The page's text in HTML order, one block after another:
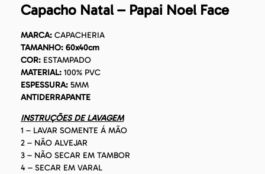
Capacho Natal – Papai Noel Face
MARCA: CAPACHERIA
TAMANHO: 60x40cm
COR: ESTAMPADO
MATERIAL: 100% PVC
ESPESSURA: 5MM
ANTIDERRAPANTE
INSTRUÇÕES DE LAVAGEM
1 – LAVAR SOMENTE Á MÃO
2 – NÃO ALVEJAR
3 – NÃO SECAR EM TAMBOR
4 – SECAR EM VARAL